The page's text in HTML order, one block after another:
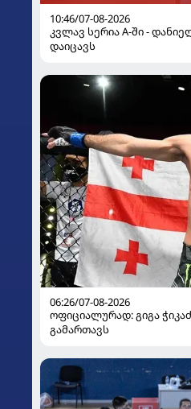
10:46/07-08-2026
კვლავ სერია A-ში -
დაიცავს
06:26/07-08-2026
ოფიციალურად: გიგა
გამართავს